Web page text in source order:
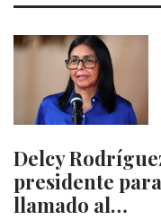
Delcy
presidente
llamado al…